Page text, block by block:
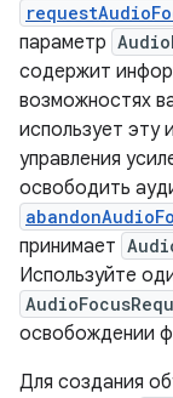
параметр
содержит
возможностях
использует эту
управления
освободить
принимает
Используйте
освобождении
Для создания